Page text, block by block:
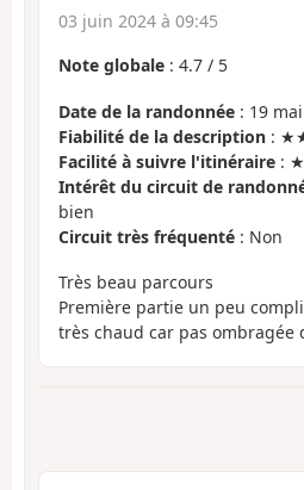
03 juin 2024 à 09:45
Note globale : 4.7 / 5
Date de la randonnée : 19
Fiabilité de la description :
Facilité à suivre l'itinéraire :
Intérêt du circuit de
bien
Circuit très fréquenté : Non
Très beau parcours
Première partie un peu
très chaud car pas ombragée